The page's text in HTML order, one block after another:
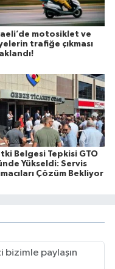
motosiklet ve
trafiğe çıkması
Belgesi Tepkisi GTO
Yükseldi: Servis
Çözüm Bekliyor